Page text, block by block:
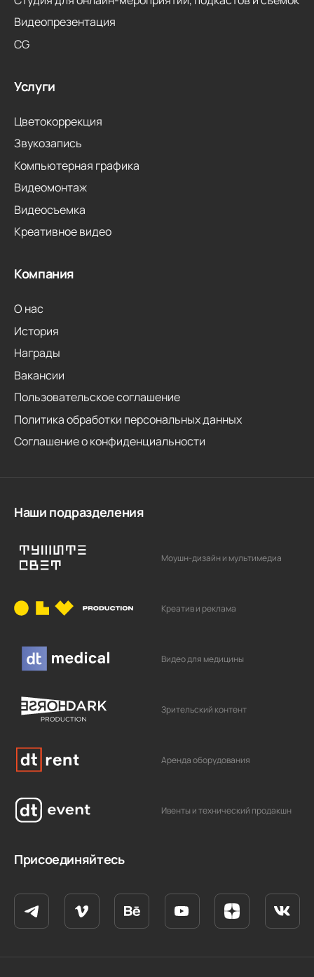
Видеопрезентация
CG
Услуги
Цветокоррекция
Звукозапись
Компьютерная графика
Видеомонтаж
Видеосъемка
Креативное видео
Компания
О нас
История
Награды
Вакансии
Пользовательское соглашение
Политика обработки персональных данных
Соглашение о конфиденциальности
Наши подразделения
Моушн-дизайн и мультимедиа
Креатив и реклама
Видео для медицины
Зрительский контент
Аренда оборудования
Ивенты и технический продакшн
Присоединяйтесь